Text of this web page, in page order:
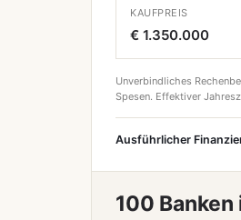
KAUFPREIS
€ 1.350.000
Unverbindliches
Spesen. Effektiver
Ausführlicher
100